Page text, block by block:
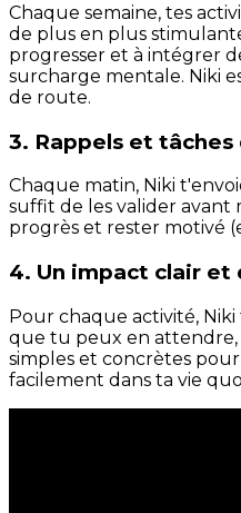
Chaque semaine, tes
de plus en plus
progresser et à intégrer
surcharge mentale. Niki
de route.
3. Rappels et
Chaque matin, Niki
suffit de les valider avant
progrès et rester motivé
4. Un impact clair et
Pour chaque activité,
que tu peux en attendre,
simples et concrètes
facilement dans ta vie